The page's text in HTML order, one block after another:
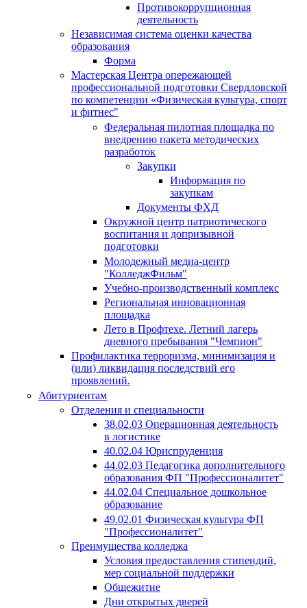
Противокоррупционная
деятельность
Независимая система оценки качества
образования
Форма
Мастерская Центра опережающей
профессиональной подготовки Свердловской
по компетенции «Физическая культура, спорт
и фитнес"
Федеральная пилотная площадка по
внедрению пакета методических
разработок
Закупки
Информация по
закупкам
Документы ФХД
Окружной центр патриотического
воспитания и допризывной
подготовки
Молодежный медиа-центр
"КолледжФильм"
Учебно-производственный комплекс
Региональная инновационная
площадка
Лето в Профтехе. Летний лагерь
дневного пребывания "Чемпион"
Профилактика терроризма, минимизация и
(или) ликвидация последствий его
проявлений.
Абитуриентам
Отделения и специальности
38.02.03 Операционная деятельность
в логистике
40.02.04 Юриспруденция
44.02.03 Педагогика дополнительного
образования ФП "Профессионалитет"
44.02.04 Специальное дошкольное
образование
49.02.01 Физическая культура ФП
"Профессионалитет"
Преимущества колледжа
Условия предоставления стипендий,
мер социальной поддержки
Общежитие
Дни открытых дверей